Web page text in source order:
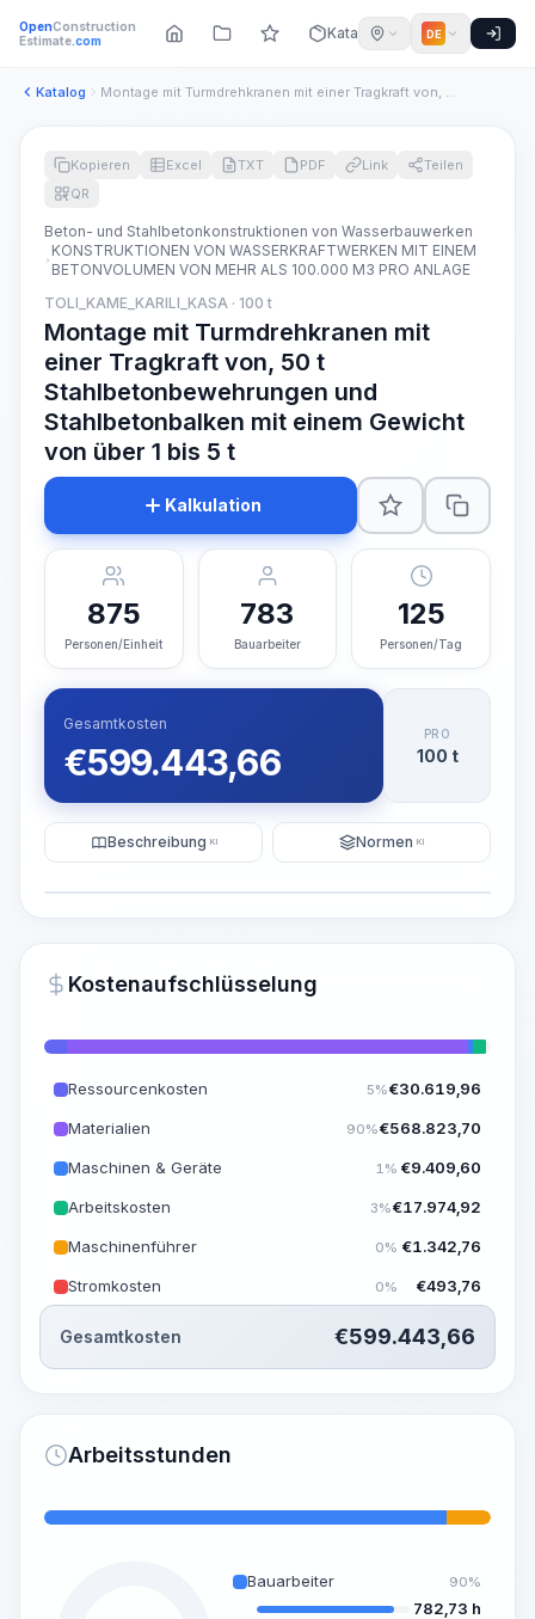
OpenConstruction
Estimate.com Katalog DE
Katalog Montage mit Turmdrehkranen mit einer Tragkraft von, 50 t Sta...
~15-30 Sek.
Kopieren Excel TXT PDF Link
Teilen
QR
Beton- und Stahlbetonkonstruktionen von Wasserbauwerken
KONSTRUKTIONEN VON WASSERKRAFTWERKEN MIT EINEM
BETONVOLUMEN VON MEHR ALS 100.000 M3 PRO ANLAGE
TOLI_KAME_KARILI_KASA · 100 t
Montage mit Turmdrehkranen mit
einer Tragkraft von, 50 t
Stahlbetonbewehrungen und
Stahlbetonbalken mit einem Gewicht
von über 1 bis 5 t
Kalkulation
875
Personen/Einheit
783
Bauarbeiter
125
Personen/Tag
Gesamtkosten
€599.443,66
PRO
100 t
Beschreibung KI Normen KI
Kostenaufschlüsselung
Ressourcenkosten 5%€30.619,96
Materialien 90%€568.823,70
Maschinen & Geräte 1% €9.409,60
Arbeitskosten 3%€17.974,92
Maschinenführer 0% €1.342,76
Stromkosten 0% €493,76
Gesamtkosten €599.443,66
Arbeitsstunden
Bauarbeiter 90%
782,73 h